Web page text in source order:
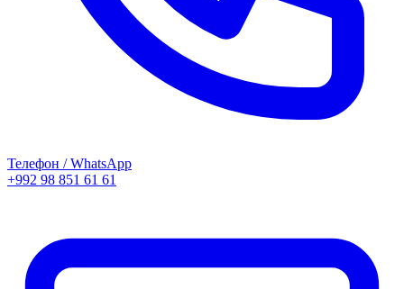
Телефон / WhatsApp
+992 98 851 61 61